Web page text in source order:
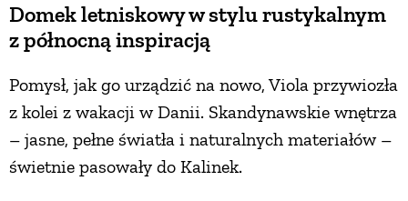
Domek letniskowy w stylu rustykalnym
z północną inspiracją
Pomysł, jak go urządzić na nowo, Viola przywiozła
z kolei z wakacji w Danii. Skandynawskie wnętrza
– jasne, pełne światła i naturalnych materiałów –
świetnie pasowały do Kalinek.